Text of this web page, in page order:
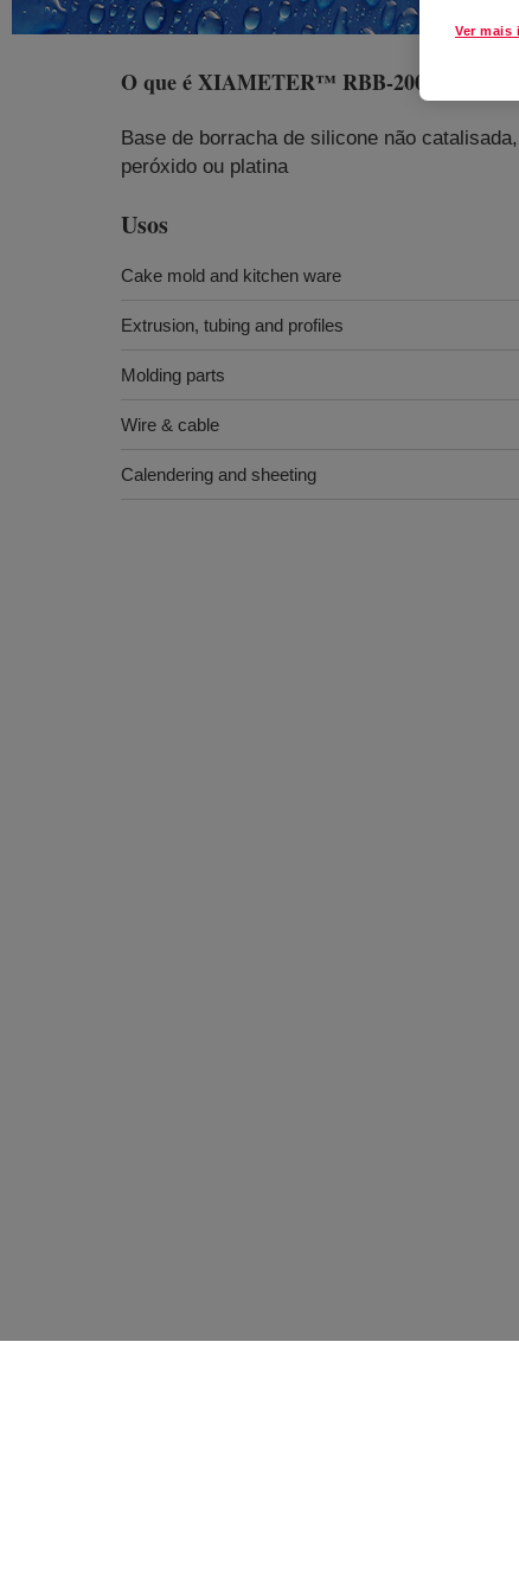
O que éXIAMETER™ RBB-2003-50 Base
Base de borracha de silicone não
peróxido ou platina
Usos
Cake mold and kitchen ware
Extrusion, tubing and profiles
Molding parts
Wire & cable
Calendering and sheeting
Ver mais